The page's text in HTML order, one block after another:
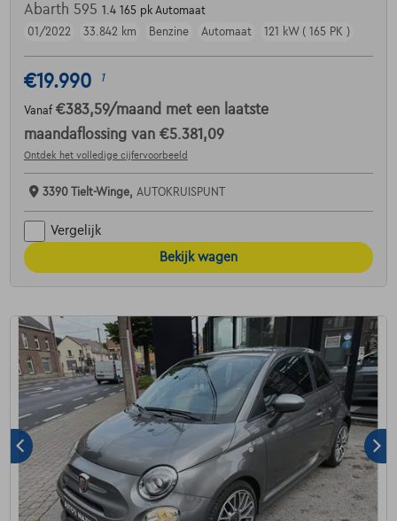
Abarth 595 1.4 165 pk Automaat
01/2022
33.842 km Benzine Automaat 121 kW ( 165 PK )
€19.990 1
Vanaf €383,59/maand met een laatste
maandaflossing van €5.381,09
Ontdek het volledige cijfervoorbeeld
3390 Tielt-Winge, AUTOKRUISPUNT
Vergelijk
Bekijk wagen